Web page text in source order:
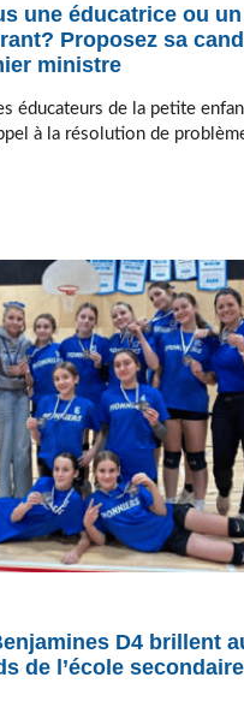
une éducatrice ou un
Proposez sa
ministre
éducateurs de la petite
à la résolution de
D4 brillent
de l’école